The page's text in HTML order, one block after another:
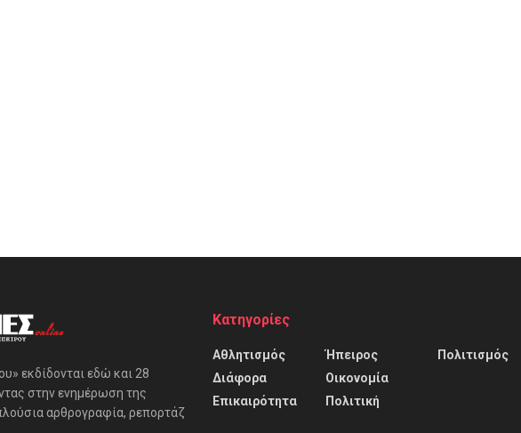
εκδίδονται εδώ και 28
στην ενημέρωση της
αρθρογραφία, ρεπορτάζ
Κατηγορίες
Αθλητισμός
Διάφορα
Επικαιρότητα
Ήπειρος
Οικονομία
Πολιτική
Πολιτισμός